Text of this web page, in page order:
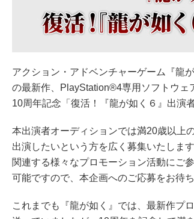
アクション・アドベンチャーゲーム『龍
の最新作、PlayStation®4専用ソフトウェ
10周年記念「復活！『龍が如く６』出演
本出演者オーディションでは満20歳以上
出演したいという方を広く募集いたしま
関連する様々なプロモーション活動にご
可能ですので、本企画へのご応募をお待ち
これまでも『龍が如く』では、最新作プ